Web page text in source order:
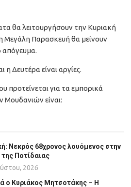
θα λειτουργήσουν την Κυριακή
Μεγάλη Παρασκευή θα μείνουν
απόγευμα.
Δευτέρα είναι αργίες.
προτείνεται για τα εμπορικά
είναι:
Νεκρός 68χρονος λουόμενος στην
Ποτίδαιας
2026
ο Κυριάκος Μητσοτάκης – Η